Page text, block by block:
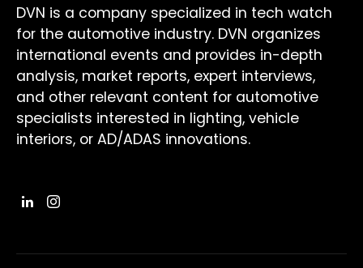
DVN is a company specialized in tech watch
for the automotive industry. DVN organizes
international events and provides in-depth
analysis, market reports, expert interviews,
and other relevant content for automotive
specialists interested in lighting, vehicle
interiors, or AD/ADAS innovations.